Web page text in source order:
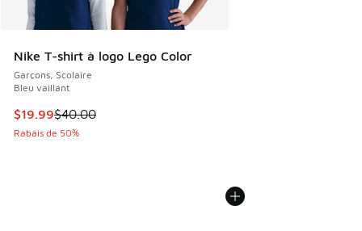
Nike T-shirt à logo Lego Color
Garçons, Scolaire
Bleu vaillant
Cet article est en solde. Le prix est passé de $40.00 à
$19.99$40.00
Rabais de 50%